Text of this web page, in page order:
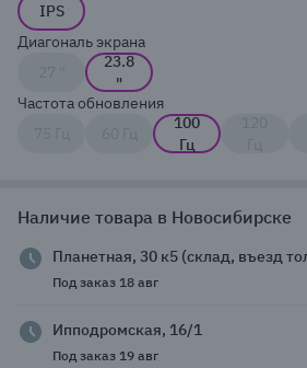
IPS
Диагональ экрана
23.8
"
Частота обновления
100
Гц
Наличие товара в Новосибирске
Планетная, 30 к5 (склад, въезд
Под заказ 18 авг
Ипподромская, 16/1
Под заказ 19 авг